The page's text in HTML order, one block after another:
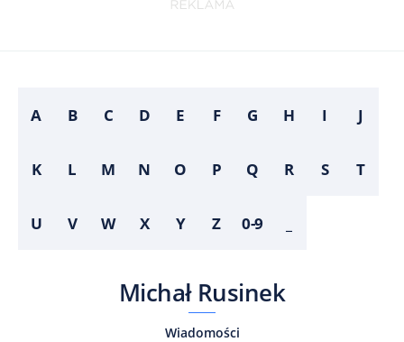
A B C D E F G H I J
K L M N O P Q R S T
U V W X Y Z 0-9
Michał Rusinek
Wiadomości